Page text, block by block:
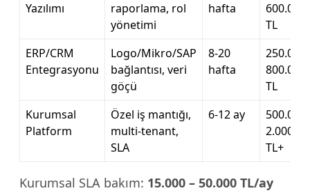
Yazılımı
raporlama, rol
yönetimi
hafta
600.000
TL
ERP/CRM
Entegrasyonu
Logo/Mikro/SAP
bağlantısı, veri
göçü
8-20
hafta
250.000
800.000
TL
Kurumsal
Platform
Özel iş mantığı,
multi-tenant,
SLA
6-12 ay
500.000
TL+
Kurumsal SLA bakım: 15.000 – 50.000 TL/ay